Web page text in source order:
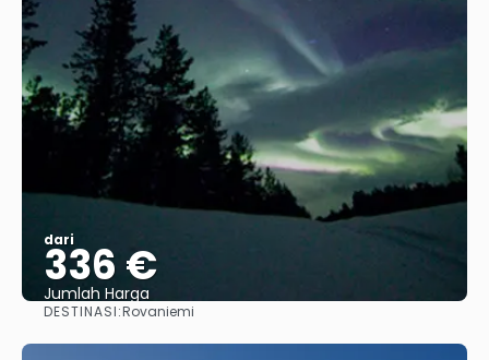
dari
336 €
Jumlah Harga
DESTINASI:Rovaniemi